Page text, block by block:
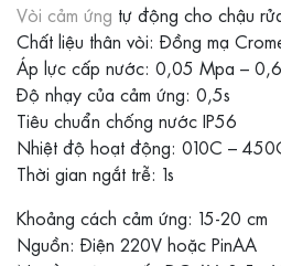
Vòi cảm ứng tự động cho chậu
Chất liệu thân vòi: Đồng mạ
Áp lực cấp nước: 0,05 Mpa –
Độ nhạy của cảm ứng: 0,5s
Tiêu chuẩn chống nước IP56
Nhiệt độ hoạt động: 010C –
Thời gian ngắt trễ: 1s
Khoảng cách cảm ứng: 15-20 cm
Nguồn: Điện 220V hoặc PinAA